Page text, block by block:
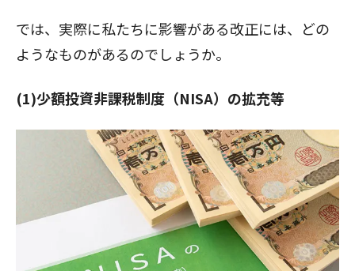
では、実際に私たちに影響がある改正には、どの
ようなものがあるのでしょうか。
(1)少額投資非課税制度（NISA）の拡充等